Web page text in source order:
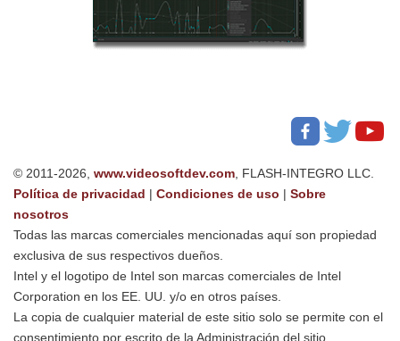
© 2011-2026, www.videosoftdev.com, FLASH-INTEGRO LLC.
Política de privacidad | Condiciones de uso | Sobre
nosotros
Todas las marcas comerciales mencionadas aquí son propiedad
exclusiva de sus respectivos dueños.
Intel y el logotipo de Intel son marcas comerciales de Intel
Corporation en los EE. UU. y/o en otros países.
La copia de cualquier material de este sitio solo se permite con el
consentimiento por escrito de la Administración del sitio.